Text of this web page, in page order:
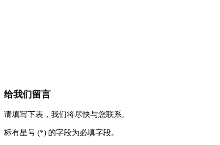
给我们留言
请填写下表，我们将尽快与您联系。
标有星号 (*) 的字段为必填字段。